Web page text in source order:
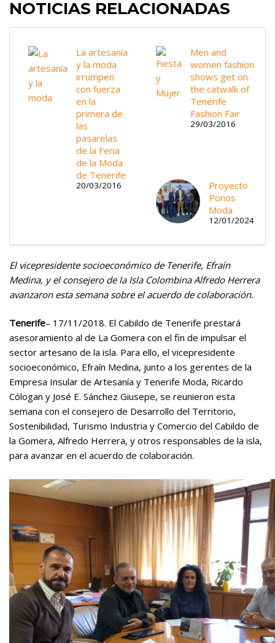
NOTICIAS RELACIONADAS
La artesanía
y la moda
irrumpen
con fuerza
en la
primera de
las
pasarelas
de la Feria
de la Moda
de Tenerife
20/03/2016
Men and
women fashion
shows get on
the catwalk of
Tenerife
Fashion Fair
29/03/2016
Proyecto
Ponos
Moda
12/01/2024
El vicepresidente socioeconómico de Tenerife, Efraín
Medina, y el consejero de la Isla Colombina Alfredo Herrera
avanzaron esta semana sobre el acuerdo de colaboración.
Tenerife– 17/11/2018. El Cabildo de Tenerife prestará
asesoramiento al de La Gomera con el fin de impulsar el
sector artesano de la isla. Para ello, el vicepresidente
socioeconómico, Efraín Medina, junto a los gerentes de la
Empresa Insular de Artesanía y Tenerife Moda, Ricardo
Cólogan y José E. Sánchez Giusepe, se reunieron esta
semana con el consejero de Desarrollo del Territorio,
Sostenibilidad, Turismo Industria y Comercio del Cabildo de
la Gomera, Alfredo Herrera, y otros responsables de la isla,
para avanzar en el acuerdo de colaboración.